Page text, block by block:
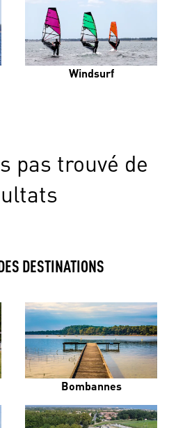
Windsurf
pas trouvé de
DESTINATIONS
Bombannes